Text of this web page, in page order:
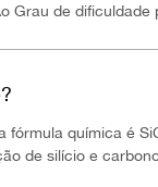
Grau de dificuldade
química é
de silício e